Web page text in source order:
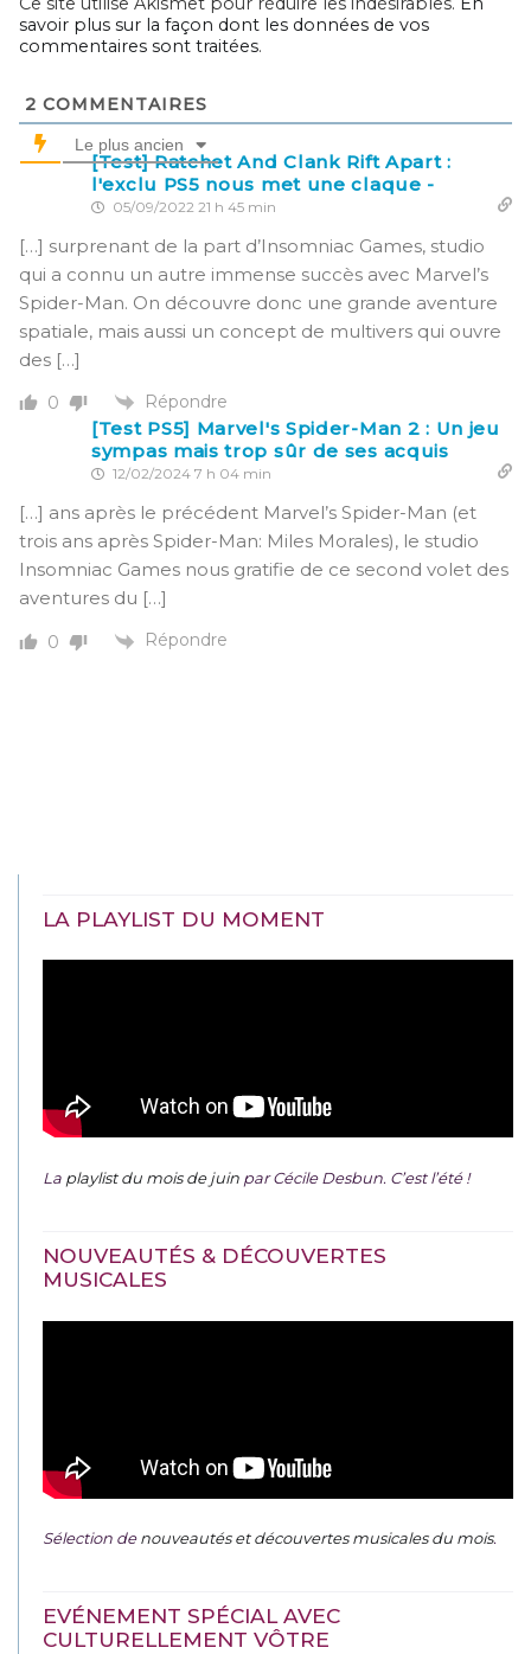
savoir plus sur la façon dont les données de vos
commentaires sont traitées.
2 COMMENTAIRES
Le plus ancien
[Test] Ratchet And Clank Rift Apart :
l'exclu PS5 nous met une claque -
05/09/2022 21 h 45 min
[…] surprenant de la part d’Insomniac Games, studio
qui a connu un autre immense succès avec Marvel’s
Spider-Man. On découvre donc une grande aventure
spatiale, mais aussi un concept de multivers qui ouvre
des […]
0 Répondre
[Test PS5] Marvel's Spider-Man 2 : Un jeu
sympas mais trop sûr de ses acquis
12/02/2024 7 h 04 min
[…] ans après le précédent Marvel’s Spider-Man (et
trois ans après Spider-Man: Miles Morales), le studio
Insomniac Games nous gratifie de ce second volet des
aventures du […]
0 Répondre
LA PLAYLIST DU MOMENT
La playlist du mois de juin par Cécile Desbun. C’est l’été !
NOUVEAUTÉS & DÉCOUVERTES
MUSICALES
Sélection denouveautés et découvertes musicales du mois.
EVÉNEMENT SPÉCIAL AVEC
CULTURELLEMENT VÔTRE